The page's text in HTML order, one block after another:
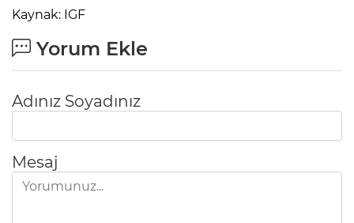
Kaynak: IGF
Yorum Ekle
Adınız Soyadınız
Mesaj